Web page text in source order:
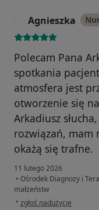
Agnieszka
Polecam Pana
spotkania
atmosfera jest
otworzenie się
Arkadiusz
rozwiązań, mam
okażą się trafne.
11 lutego 2026
• Ośrodek Diagnozy i
małżeństw
• w opinii użytkownika
zgłoś nadużycie